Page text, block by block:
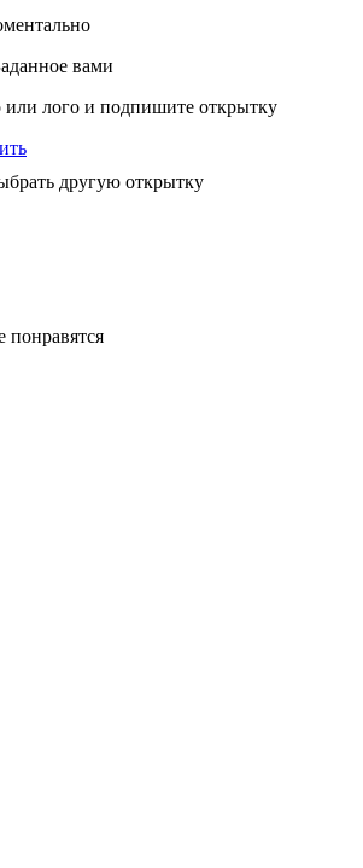
вами
или лого и подпишите открытку
другую открытку